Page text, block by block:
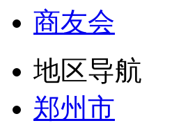
商友会
地区导航
郑州市